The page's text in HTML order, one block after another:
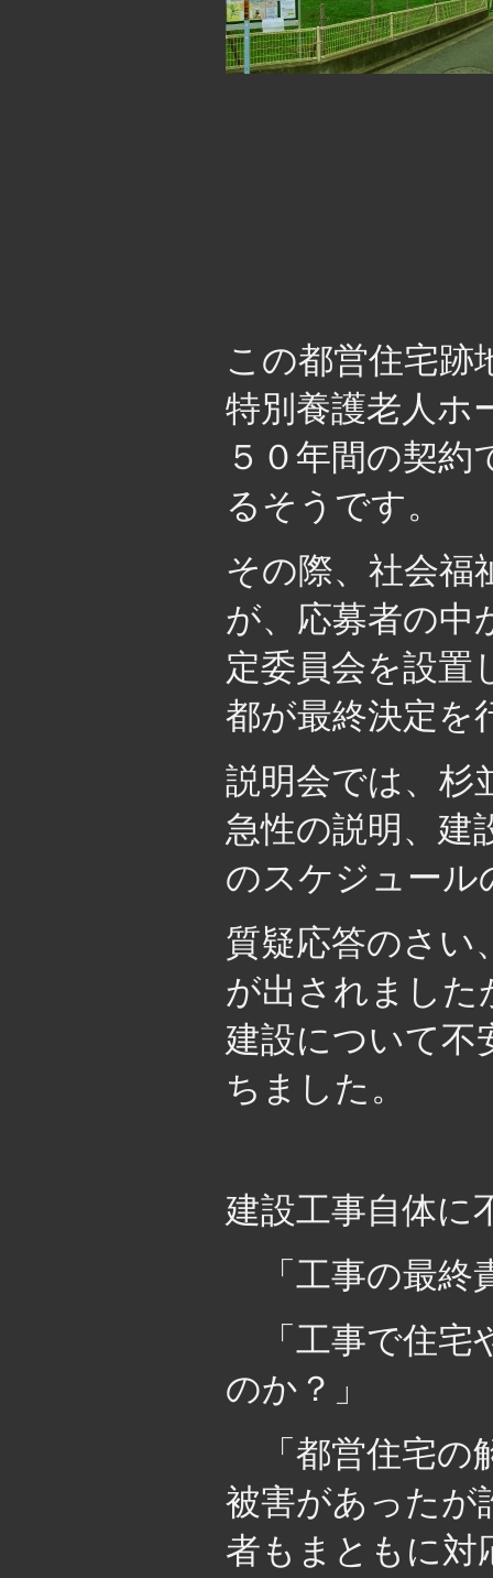
この都営住宅跡
特別養護老人ホ
５０年間の契
るそうです。
その際、社会福
が、応募者の中
定委員会を設置
都が最終決定を
説明会では、杉
急性の説明、建
のスケジュール
質疑応答のさい
が出されました
建設について不
ちました。
建設工事自体に
「工事の最終
「工事で住宅
のか？」
「都営住宅の
被害があったが
者もまともに対